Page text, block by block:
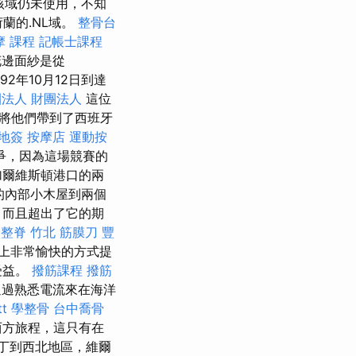
的.NL域。 整骨台
課程 記帳士課程
面紗是從
年10月12日到達
人 財團法人 這位
他們帶到了西班牙
簽 按摩店 運動按
因為這場競賽的
維斯頓港口的兩
部小木屋到兩個
且超出了它的期
脊 竹北 筋膜刀 豐
非常愉快的方式提
。 撥筋課程 撥筋
熟悉電流來在海洋
學整骨 台中喬骨
旅程，這只有在
到西北地區，維爾